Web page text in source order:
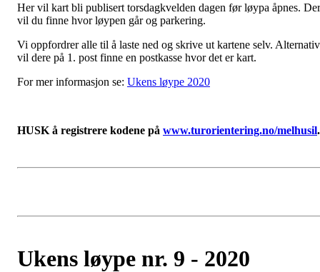
Her vil kart bli publisert torsdagkvelden dagen før løypa åpnes. Der
vil du finne hvor løypen går og parkering.
Vi oppfordrer alle til å laste ned og skrive ut kartene selv.
vil dere på 1. post finne en postkasse hvor det er kart.
For mer informasjon se: Ukens løype 2020
HUSK å registrere kodene på www.turorientering.no/melhusil
Ukens løype nr. 9 - 2020